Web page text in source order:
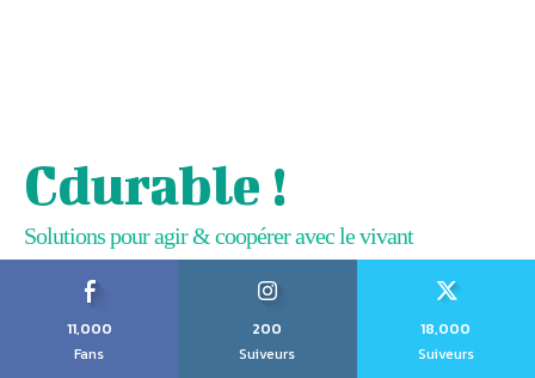
Cdurable !
Solutions pour agir & coopérer avec le vivant
11,000
Fans
200
Suiveurs
18,000
Suiveurs